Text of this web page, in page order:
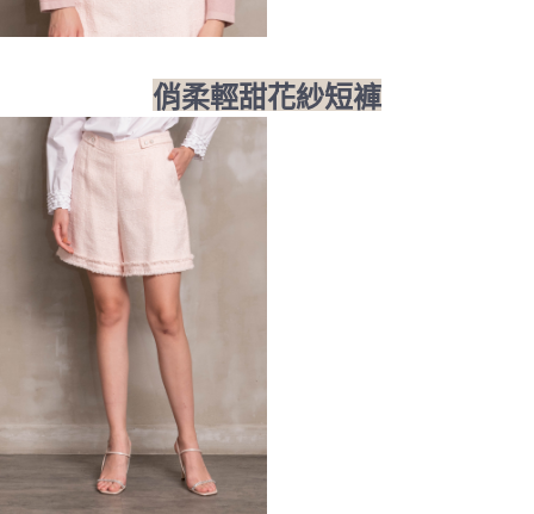
俏柔輕甜花紗短褲